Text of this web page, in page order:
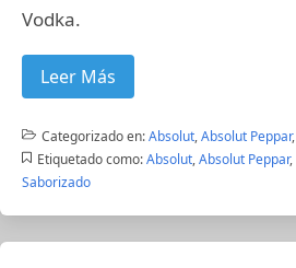
Vodka.
Leer Más
Categorizado en:Absolut,Absolut Peppar,
Etiquetado como: Absolut,Absolut Peppar,
Saborizado